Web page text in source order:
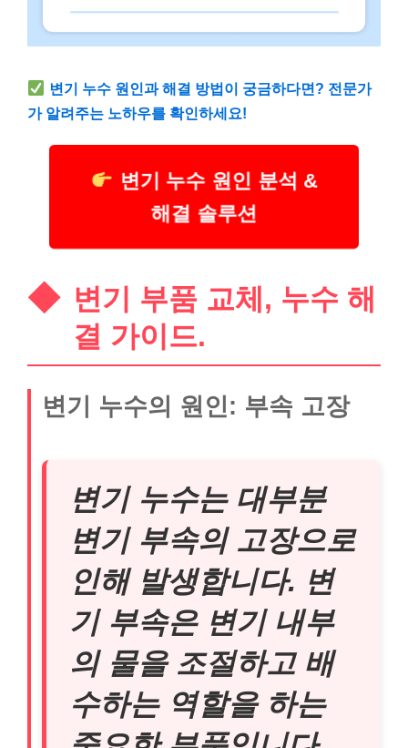
변기 누수 원인과 해결 방법이 궁금하다면? 전문가
가 알려주는 노하우를 확인하세요!
변기 누수 원인 분석 &
해결 솔루션
변기 부품 교체, 누수 해
결 가이드.
변기 누수의 원인: 부속 고장
변기 누수는 대부분
변기 부속의 고장으로
인해 발생합니다. 변
기 부속은 변기 내부
의 물을 조절하고 배
수하는 역할을 하는